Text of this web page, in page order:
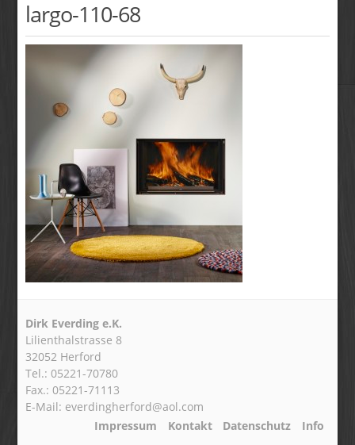
largo-110-68
Dirk Everding e.K.
Lilienthalstrasse 8
32052 Herford
Tel.: 05221-70780
Fax.: 05221-71113
E-Mail: everdingherford@aol.com
Impressum
Kontakt Datenschutz Info